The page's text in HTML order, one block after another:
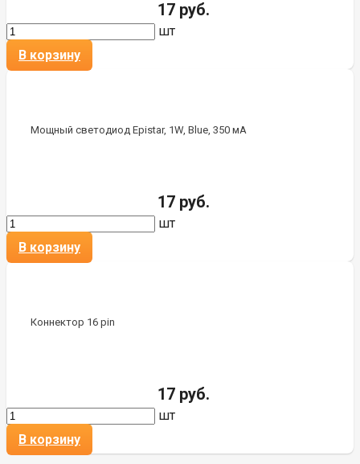
17 руб.
шт
В корзину
Мощный светодиод Epistar, 1W, Blue, 350 мА
17 руб.
шт
В корзину
Коннектор 16 pin
17 руб.
шт
В корзину